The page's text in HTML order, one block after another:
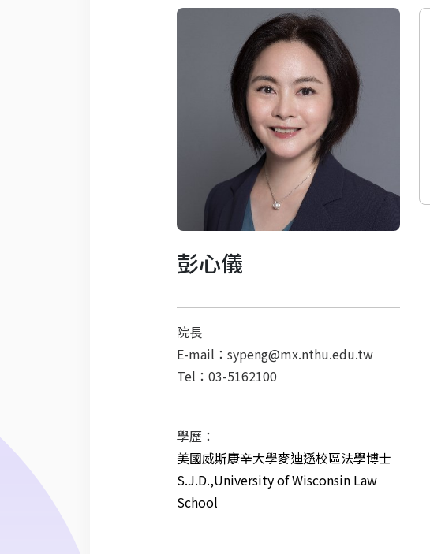
彭心儀
院長
E-mail：sypeng@mx.nthu.edu.tw
Tel：03-5162100
學歷：
美國威斯康辛大學麥迪遜校區法學博士
S.J.D.,University of Wisconsin Law
School